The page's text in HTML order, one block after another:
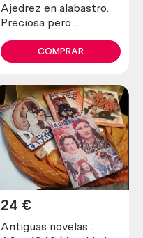
Ajedrez en alabastro.
Preciosa pero
estado.
COMPRAR
Antiguas novelas .
24 €